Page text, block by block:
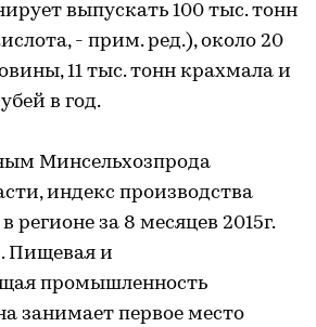
выпускать 100 тыс. тонн
- прим. ред.), около 20
11 тыс. тонн крахмала и
в год.
Минсельхозпрода
индекс производства
за 8 месяцев 2015г.
Пищевая и
промышленность
занимает первое место